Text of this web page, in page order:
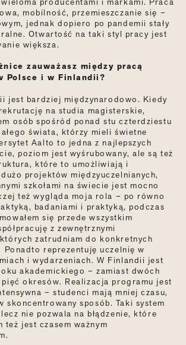
mobilność, przemieszczanie się –
jednak dopiero po pandemii stały
Otwartość na taki styl pracy jest
większa.
zauważasz między pracą
Polsce i w Finlandii?
jest bardziej międzynarodowo. Kiedy
na studia magisterskie,
osób spośród ponad stu czterdziestu
świata, którzy mieli świetne
Aalto to jedna z najlepszych
poziom jest wyśrubowany, ale są też
które to umożliwiają i
projektów międzyuczelnianych,
szkołami na świecie jest mocno
też wygląda moja rola – po równo
badaniami i praktyką, podczas
się przede wszystkim
z zewnętrznymi
zatrudniam do konkretnych
Ponadto reprezentuję uczelnię w
i wydarzeniach. W Finlandii jest
akademickiego – zamiast dwóch
okresów. Realizacja programu jest
– studenci mają mniej czasu,
skoncentrowany sposób. Taki system
nie pozwala na błądzenie, które
też jest czasem ważnym